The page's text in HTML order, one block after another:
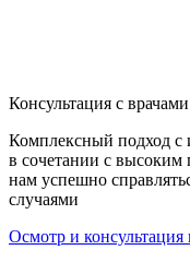
Консультация с
Комплексный подход с
в сочетании с высоким
нам успешно
случаями
Осмотр и консультация